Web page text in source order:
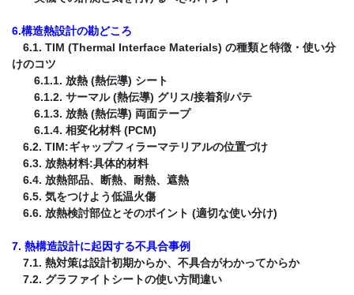
6.構造熱設計の勘どころ
6.1. TIM (Thermal Interface Materials) の種類と特徴・使い分
けのコツ
6.1.1. 放熱 (熱伝導) シート
6.1.2. サーマル (熱伝導) グリス/接着剤/パテ
6.1.3. 放熱 (熱伝導) 両面テープ
6.1.4. 相変化材料 (PCM)
6.2. TIM:ギャップフィラーマテリアルの位置づけ
6.3. 放熱材料:具体的材料
6.4. 放熱部品、断熱、耐熱、遮熱
6.5. 気をつけよう低温火傷
6.6. 放熱検討部位とそのポイント (適切な使い分け)
7. 熱構造設計に起因する不具合事例
7.1. 熱対策は設計初期からか、不具合がわかってからか
7.2. グラファイトシートの使い方間違い